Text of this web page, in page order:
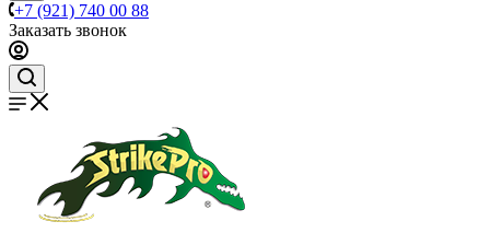
+7 (921) 740 00 88
Заказать звонок